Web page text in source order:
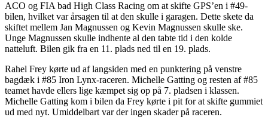
ACO og FIA bad High Class Racing om at skifte GPS’en i #49-
bilen, hvilket var årsagen til at den skulle i garagen. Dette skete da
skiftet mellem Jan Magnussen og Kevin Magnussen skulle ske.
Unge Magnussen skulle indhente al den tabte tid i den kolde
natteluft. Bilen gik fra en 11. plads ned til en 19. plads.
Rahel Frey kørte ud af langsiden med en punktering på venstre
bagdæk i #85 Iron Lynx-raceren. Michelle Gatting og resten af #85
teamet havde ellers lige kæmpet sig op på 7. pladsen i klassen.
Michelle Gatting kom i bilen da Frey kørte i pit for at skifte gummiet
ud med nyt. Umiddelbart var der ingen skader på raceren.